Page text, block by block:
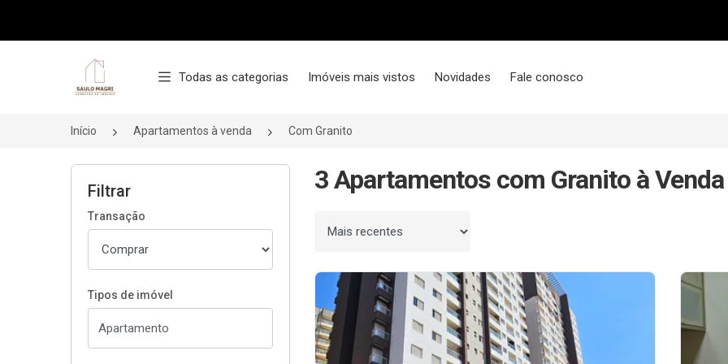
Página inicial
Todas as categorias Imóveis mais vistos Novidades Fale conosco
Início Apartamentos à venda Com Granito
Filtrar
Transação
Tipos de imóvel
3 Apartamentos com Granito à Venda
Ordenar por